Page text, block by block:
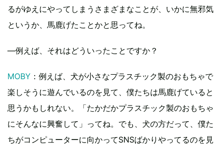
るがゆえにやってしまうさまざまなことが、いかに無邪気
というか、馬鹿げたことかと思ってね。
―例えば、それはどういったことですか？
MOBY ：例えば、犬が小さなプラスチック製のおもちゃで
楽しそうに遊んでいるのを見て、僕たちは馬鹿げていると
思うかもしれない。「たかだかプラスチック製のおもちゃ
にそんなに興奮して」ってね。でも、犬の方だって、僕た
ちがコンピューターに向かってSNSばかりやってるのを見